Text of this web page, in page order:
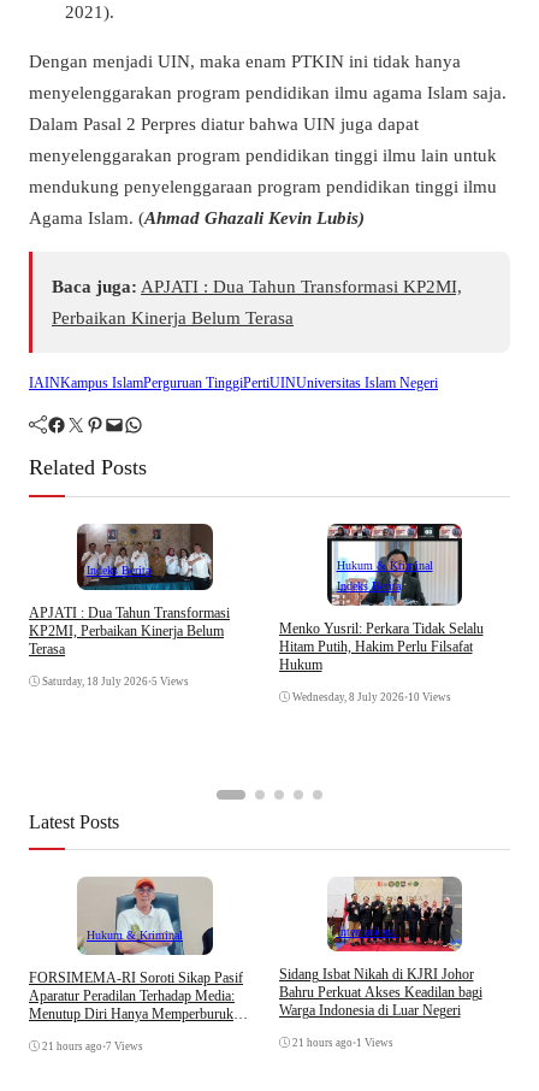
2021).
Dengan menjadi UIN, maka enam PTKIN ini tidak hanya
menyelenggarakan program pendidikan ilmu agama Islam saja.
Dalam Pasal 2 Perpres diatur bahwa UIN juga dapat
menyelenggarakan program pendidikan tinggi ilmu lain untuk
mendukung penyelenggaraan program pendidikan tinggi ilmu
Agama Islam. (Ahmad Ghazali Kevin Lubis)
Baca juga: APJATI : Dua Tahun Transformasi KP2MI,
Perbaikan Kinerja Belum Terasa
IAINKampus IslamPerguruan TinggiPertiUINUniversitas Islam Negeri
Facebook Twitter Pinterest Mail WhatsApp
Related Posts
Indeks Berita
APJATI : Dua Tahun Transformasi
KP2MI, Perbaikan Kinerja Belum
Terasa
Saturday, 18 July 2026•5 Views
Hukum & Kriminal
Indeks Berita
Menko Yusril: Perkara Tidak Selalu
Hitam Putih, Hakim Perlu Filsafat
Hukum
Wednesday, 8 July 2026•10 Views
Latest Posts
Hukum & Kriminal
​FORSIMEMA-RI Soroti Sikap Pasif
Aparatur Peradilan Terhadap Media:
Menutup Diri Hanya Memperburuk
21 hours ago •7 Views
Internasional
Sidang Isbat Nikah di KJRI Johor
Bahru Perkuat Akses Keadilan bagi
Warga Indonesia di Luar Negeri
21 hours ago •1 Views